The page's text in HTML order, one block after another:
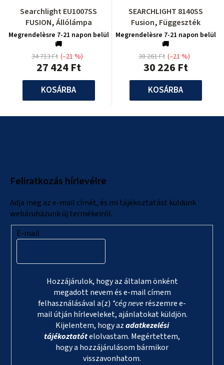
Searchlight EU1007SS
FUSION, Állólámpa
Megrendelèsre 7-21 napon belül
🚚
27 424 Ft
34 713 Ft (–21 %)
KOSÁRBA
SEARCHLIGHT 8140SS
Fusion, Függeszték
Megrendelèsre 7-21 napon belül
🚚
30 226 Ft
38 261 Ft (–21 %)
KOSÁRBA
Feliratkozás hírlevélre
Adja meg az e-mail címét, és mi tájékoztatást küldünk
webáruházunk új termékeiről.
E-mail
Hozzájárulok, hogy az általam önként
megadott nevem és e-mail címem
felhasználásával a(z) *cég neverészemre e-
mail útján hírleveleket, ajánlatokat küldjön.
Kijelentem, hogy azadatkezelési
tájékoztatótelolvastam. Megértettem,
hogy a hozzájárulásom bármikor
visszavonhatom.